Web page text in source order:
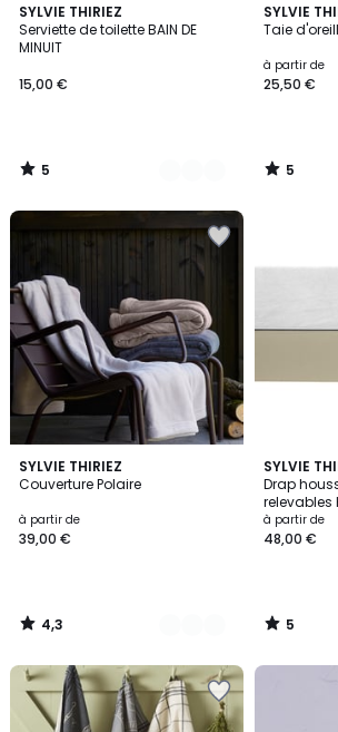
SYLVIE THIRIEZ
Serviette de toilette BAIN DE
MINUIT
15,00 €
5
/
5
3
Couleurs
5
/
SYLVIE
Taie
à partir de
25,50 €
5
/
5
/
SYLVIE THIRIEZ
Couverture Polaire
à partir de
39,00 €
4,3
/ 5
3
Couleurs
4,3
/
SYLVIE
Drap
relevables
à partir de
48,00 €
5
/
5
5
/